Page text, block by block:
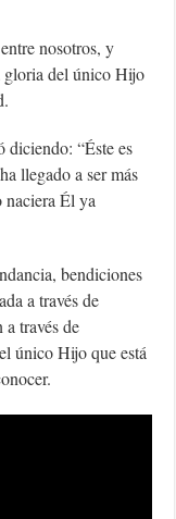
nosotros, y
gloria del único Hijo
“Éste es
llegado a ser más
naciera Él ya
bendiciones
a través de
través de
único Hijo que está